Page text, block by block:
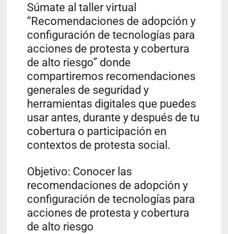
Súmate al taller virtual
“Recomendaciones de adopción y
configuración de tecnologías para
acciones de protesta y cobertura
de alto riesgo” donde
compartiremos recomendaciones
generales de seguridad y
herramientas digitales que puedes
usar antes, durante y después de tu
cobertura o participación en
contextos de protesta social.
Objetivo: Conocer las
recomendaciones de adopción y
configuración de tecnologías para
acciones de protesta y cobertura
de alto riesgo